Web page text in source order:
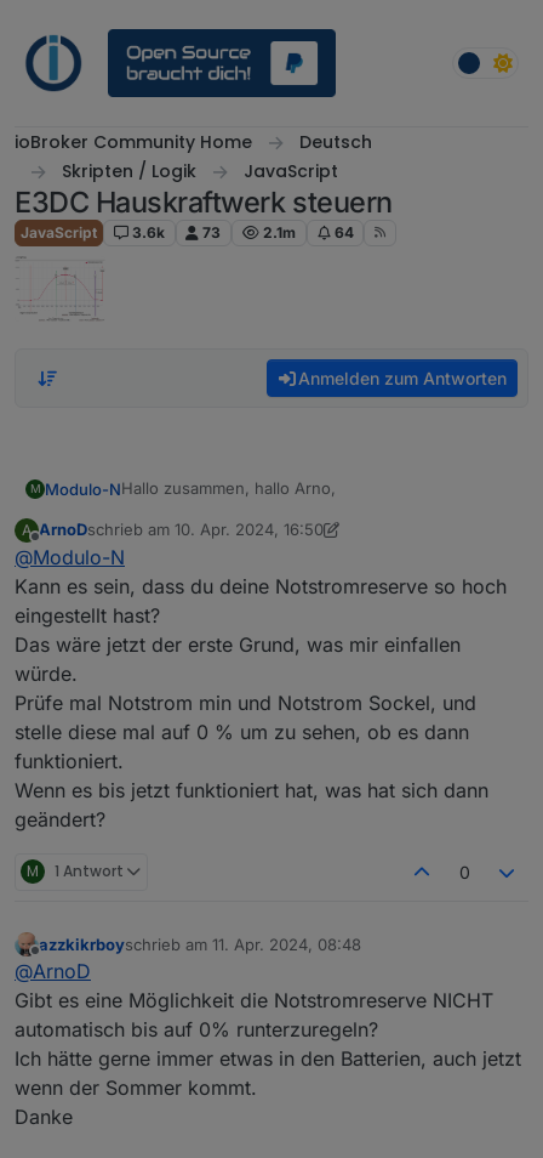
ioBroker Community Home
Deutsch
Skripten / Logik
JavaScript
E3DC Hauskraftwerk steuern
JavaScript 3.6k 73 2.1m 64
Anmelden zum Antworten
M Modulo-NHallo zusammen, hallo Arno,
ich benutze ChargeControl jetzt schon eine ganze
Weile, aber in den letzten Tagen ist mir ein
seltsames Verhalten aufgefallen und ich weiß nicht,
an welchem Parameter ich schrauben sollte, um
wieder zu einem Normalzustand zu gelangen.
Die Batterie wird tagsüber brav geladen, und wenn
wenig Strom vom Dach kommt, wird das Haus nicht
aus der Batterie versorgt, sondern zieht den Strom
direkt aus dem Netz. Das geht dann die ganze
kann. Wenn ich das Skript anhalte, dauert es ein
der für diesen Effekt verantwortlich sein könnte.
Gruß
Michael
A
Offline
ArnoDschrieb am 10. Apr. 2024, 16:50
zuletzt editiert von ArnoD 4. Okt. 2024, 19:22
@Modulo-N
Kann es sein, dass du deine Notstromreserve so hoch
eingestellt hast?
Das wäre jetzt der erste Grund, was mir einfallen
würde.
Prüfe mal Notstrom min und Notstrom Sockel, und
stelle diese mal auf 0 % um zu sehen, ob es dann
funktioniert.
Wenn es bis jetzt funktioniert hat, was hat sich dann
geändert?
M 1 Antwort 0
Offline
azzkikrboyschrieb am 11. Apr. 2024, 08:48
zuletzt editiert von
@ArnoD
Gibt es eine Möglichkeit die Notstromreserve NICHT
automatisch bis auf 0% runterzuregeln?
Ich hätte gerne immer etwas in den Batterien, auch jetzt
wenn der Sommer kommt.
Danke